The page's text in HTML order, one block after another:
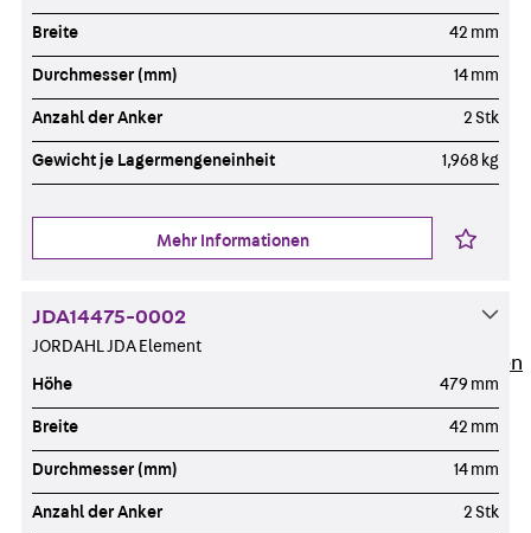
News
Ansprechpersonen
Technische Beratung
Newsletter
Stellenausschreibungen
Unsere Standorte
Breite 42 mm
Durchmesser (mm) 14 mm
Anzahl der Anker 2 Stk
Gewicht je Lagermengeneinheit 1,968 kg
Mehr Informationen
JDA14475-0002
JORDAHL JDA Element
Höhe 479 mm
Breite 42 mm
Durchmesser (mm) 14 mm
Anzahl der Anker 2 Stk